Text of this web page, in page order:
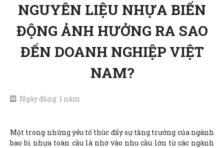
NGUYÊN LIỆU NHỰA BIẾN
ĐỘNG ẢNH HƯỞNG RA SAO
ĐẾN DOANH NGHIỆP VIỆT
NAM?
Ngày đăng: 1 năm
Một trong những yếu tố thúc đẩy sự tăng trưởng của ngành
bao bì nhựa toàn cầu là nhờ vào nhu cầu lớn từ các ngành